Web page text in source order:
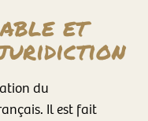
et
du
Il est fait